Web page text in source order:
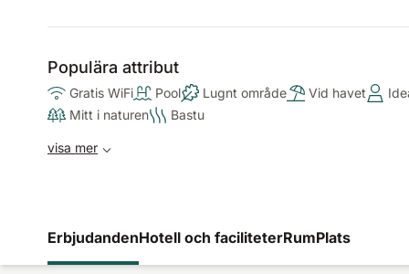
Populära attribut
Gratis WiFi Pool Lugnt område Vid havet
Mitt i naturen
Bastu
visa mer
ErbjudandenHotell och faciliteterRumPlats